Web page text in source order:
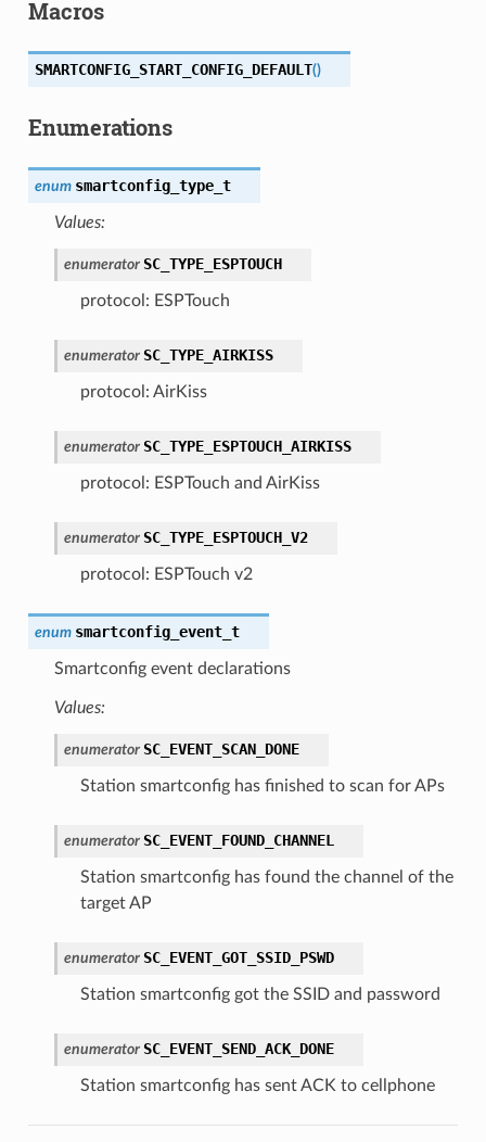
Macros
SMARTCONFIG_START_CONFIG_DEFAULT()
Enumerations
enum smartconfig_type_t
Values:
enumerator SC_TYPE_ESPTOUCH
protocol: ESPTouch
enumerator SC_TYPE_AIRKISS
protocol: AirKiss
enumerator SC_TYPE_ESPTOUCH_AIRKISS
protocol: ESPTouch and AirKiss
enumerator SC_TYPE_ESPTOUCH_V2
protocol: ESPTouch v2
enum smartconfig_event_t
Smartconfig event declarations
Values:
enumerator SC_EVENT_SCAN_DONE
Station smartconfig has finished to scan for APs
enumerator SC_EVENT_FOUND_CHANNEL
Station smartconfig has found the channel of the
target AP
enumerator SC_EVENT_GOT_SSID_PSWD
Station smartconfig got the SSID and password
enumerator SC_EVENT_SEND_ACK_DONE
Station smartconfig has sent ACK to cellphone